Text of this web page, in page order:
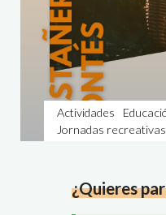
Actividades
Jornadas recreativas
¿Quieres